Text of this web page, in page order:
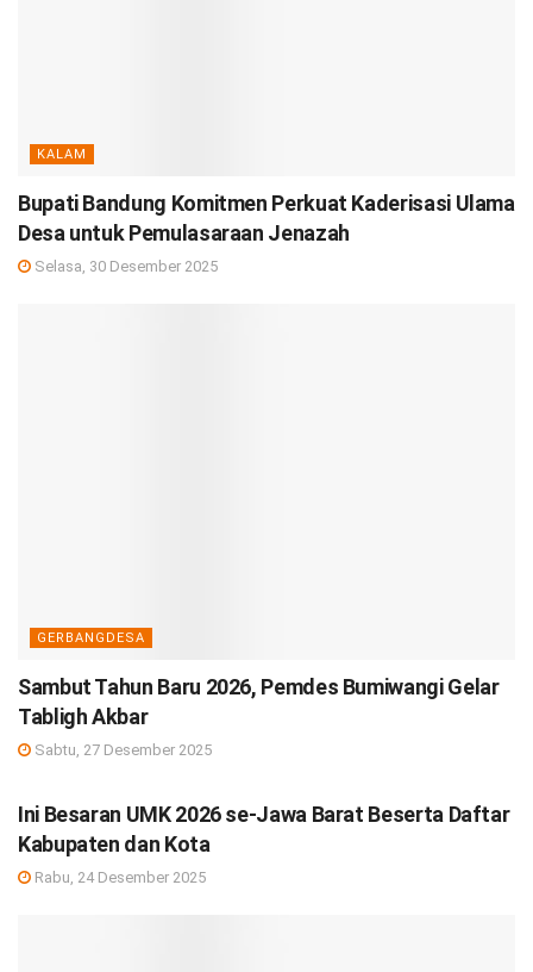
KALAM
Bupati Bandung Komitmen Perkuat Kaderisasi Ulama
Desa untuk Pemulasaraan Jenazah
Selasa, 30 Desember 2025
GERBANGDESA
Sambut Tahun Baru 2026, Pemdes Bumiwangi Gelar
Tabligh Akbar
Sabtu, 27 Desember 2025
Ini Besaran UMK 2026 se-Jawa Barat Beserta Daftar
Kabupaten dan Kota
Rabu, 24 Desember 2025